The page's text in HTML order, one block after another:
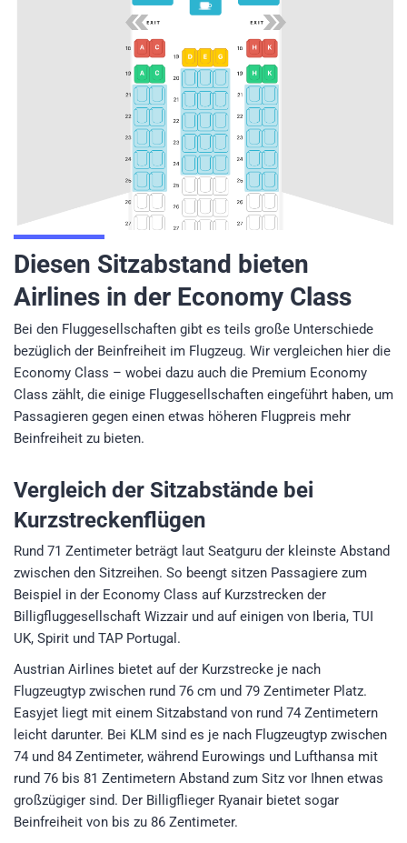
Diesen Sitzabstand bieten
Airlines in der Economy Class
Bei den Fluggesellschaften gibt es teils große Unterschiede
bezüglich der Beinfreiheit im Flugzeug. Wir vergleichen hier die
Economy Class – wobei dazu auch die Premium Economy
Class zählt, die einige Fluggesellschaften eingeführt haben, um
Passagieren gegen einen etwas höheren Flugpreis mehr
Beinfreiheit zu bieten.
Vergleich der Sitzabstände bei
Kurzstreckenflügen
Rund 71 Zentimeter beträgt laut Seatguru der kleinste Abstand
zwischen den Sitzreihen. So beengt sitzen Passagiere zum
Beispiel in der Economy Class auf Kurzstrecken der
Billigfluggesellschaft Wizzair und auf einigen von Iberia, TUI
UK, Spirit und TAP Portugal.
Austrian Airlines bietet auf der Kurzstrecke je nach
Flugzeugtyp zwischen rund 76 cm und 79 Zentimeter Platz.
Easyjet liegt mit einem Sitzabstand von rund 74 Zentimetern
leicht darunter. Bei KLM sind es je nach Flugzeugtyp zwischen
74 und 84 Zentimeter, während Eurowings und Lufthansa mit
rund 76 bis 81 Zentimetern Abstand zum Sitz vor Ihnen etwas
großzügiger sind. Der Billigflieger Ryanair bietet sogar
Beinfreiheit von bis zu 86 Zentimeter.